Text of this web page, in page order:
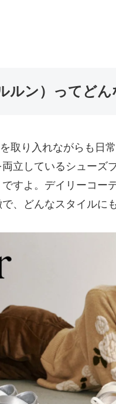
ルン）ってど
取り入れながらも日
立しているシューズ
すよ。デイリーコー
、どんなスタイルに